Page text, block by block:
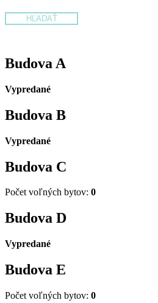
Budova A
Vypredané
Budova B
Vypredané
Budova C
Počet voľných bytov: 0
Budova D
Vypredané
Budova E
Počet voľných bytov: 0